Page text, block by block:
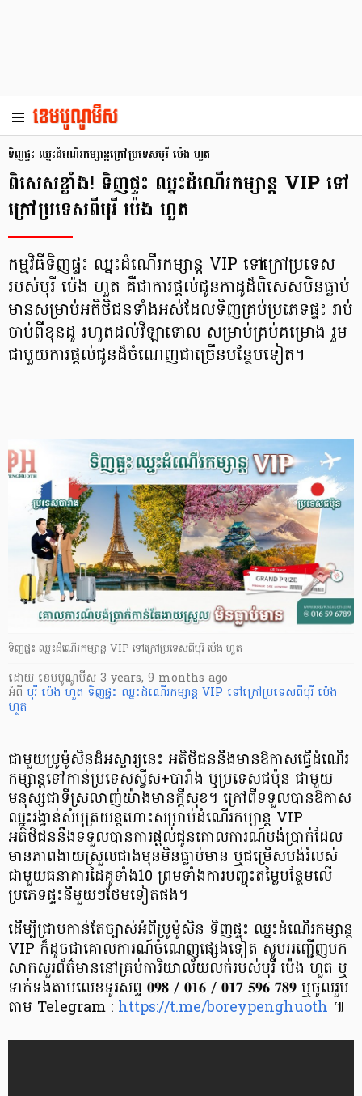
ទិញផ្ទះ ឈ្នះដំណើរកម្សាន្តក្រៅប្រទេសបុរី ប៉េង ហួត
ពិសេសខ្លាំង! ទិញផ្ទះ ឈ្នះដំណើរកម្សាន្ត VIP ទៅ
ក្រៅប្រទេសពីបុរី ប៉េង ហួត
កម្មវិធីទិញផ្ទះ ឈ្នះដំណើរកម្សាន្ត VIP ទៅក្រៅប្រទេស
របស់បុរី ប៉េង ហួត គឺជាការផ្ដល់ជូនកាដូដ៏ពិសេសមិនធ្លាប់
មានសម្រាប់អតិថិជនទាំងអស់ដែលទិញគ្រប់ប្រភេទផ្ទះ រាប់
ចាប់ពីខុនដូ រហូតដល់វីឡាទោល សម្រាប់គ្រប់គម្រោង រួម
ជាមួយការផ្ដល់ជូនដ៏ចំណេញជាច្រើនបន្ថែមទៀត។
ទិញផ្ទះ ឈ្នះដំណើរកម្សាន្ត VIP ទៅក្រៅប្រទេសពីបុរី ប៉េង ហួត
ដោយ ​ ខេមបូណូមីស 3 years, 9 months ago
អំពី បុរី ប៉េង ហួត ទិញផ្ទះ ឈ្នះដំណើរកម្សាន្ត VIP ទៅក្រៅប្រទេសពីបុរី ប៉េង
ហួត
ជាមួយប្រូម៉ូសិនដ៏អស្ចារ្យនេះ អតិថិជននឹងមានឱកាសធ្វើដំណើរ
កម្សាន្តទៅកាន់ប្រទេសស្វីស+បារាំង ឬប្រទេសជប៉ុន ជាមួយ
មនុស្សជាទីស្រលាញ់យ៉ាងមានក្ដីសុខ។ ក្រៅពីទទួលបានឱកាស
ឈ្នះរង្វាន់សំបុត្រយន្តហោះសម្រាប់ដំណើរកម្សាន្ត VIP
អតិថិជននឹងទទួលបានការផ្ដល់ជូនគោលការណ៍បង់់ប្រាក់ដែល
មានភាពងាយស្រួលជាងមុនមិនធ្លាប់មាន ឬជម្រើសបង់រំលស់
ជាមួយធនាគារដៃគូទាំង10 ព្រមទាំងការបញ្ចុះតម្លៃបន្ថែមលើ
ប្រភេទផ្ទះនីមួយៗថែមទៀតផង។
ដើម្បីជ្រាបកាន់តែច្បាស់អំពីប្រូម៉ូសិន ទិញផ្ទះ ឈ្នះដំណើរកម្សាន្ត
VIP ក៏ដូចជាគោលការណ៍ចំណេញផ្សេងទៀត សូមអញ្ជើញមក
សាកសួរព័ត៌មាននៅគ្រប់ការិយាល័យលក់របស់បុរី ប៉េង ហួត ឬ
ទាក់ទងតាមលេខទូរសព្ទ 𝟎𝟗𝟖 / 𝟎𝟏𝟔 / 𝟎𝟏𝟕 𝟓𝟗𝟔 𝟕𝟖𝟗 ឬចូលរួម
តាម Telegram : https://t.me/boreypenghuoth ​​ ៕